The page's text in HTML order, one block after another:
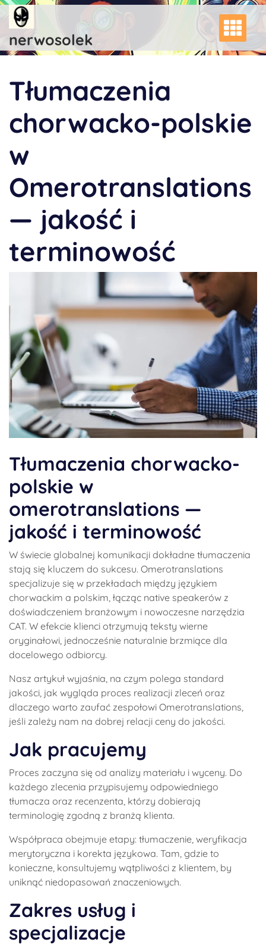
Skip
content
nerwosolek
Tłumaczenia
chorwacko-polskie
w
Omerotranslations
— jakość i
terminowość
Tłumaczenia chorwacko-
polskie w
omerotranslations —
jakość i terminowość
W świecie globalnej komunikacji dokładne tłumaczenia
stają się kluczem do sukcesu. Omerotranslations
specjalizuje się w przekładach między językiem
chorwackim a polskim, łącząc native speakerów z
doświadczeniem branżowym i nowoczesne narzędzia
CAT. W efekcie klienci otrzymują teksty wierne
oryginałowi, jednocześnie naturalnie brzmiące dla
docelowego odbiorcy.
Nasz artykuł wyjaśnia, na czym polega standard
jakości, jak wygląda proces realizacji zleceń oraz
dlaczego warto zaufać zespołowi Omerotranslations,
jeśli zależy nam na dobrej relacji ceny do jakości.
Jak pracujemy
Proces zaczyna się od analizy materiału i wyceny. Do
każdego zlecenia przypisujemy odpowiedniego
tłumacza oraz recenzenta, którzy dobierają
terminologię zgodną z branżą klienta.
Współpraca obejmuje etapy: tłumaczenie, weryfikacja
merytoryczna i korekta językowa. Tam, gdzie to
konieczne, konsultujemy wątpliwości z klientem, by
uniknąć niedopasowań znaczeniowych.
Zakres usług i
specjalizacje